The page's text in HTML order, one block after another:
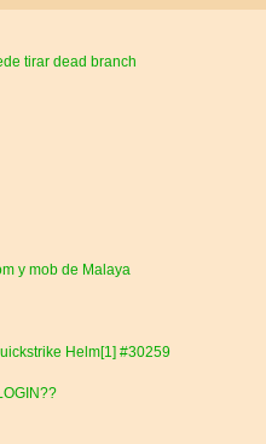
tirar dead branch
y mob de Malaya
Helm[1] #30259